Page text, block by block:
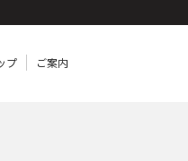
プ ご案内